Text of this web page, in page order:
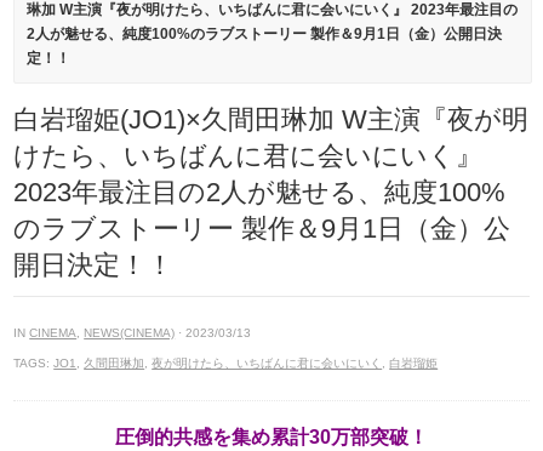
琳加 W主演『夜が明けたら、いちばんに君に会いにいく』 2023年最注目の
2人が魅せる、純度100%のラブストーリー 製作＆9月1日（金）公開日決
定！！
白岩瑠姫(JO1)×久間田琳加 W主演『夜が明
けたら、いちばんに君に会いにいく』
2023年最注目の2人が魅せる、純度100%
のラブストーリー 製作＆9月1日（金）公
開日決定！！
INCINEMA NEWS(CINEMA) · 2023/03/13
TAGS:JO1 久間田琳加 ,夜が明けたら、いちばんに君に会いにいく ,白岩瑠姫
圧倒的共感を集め累計30万部突破！